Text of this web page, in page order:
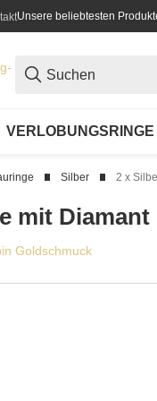
Unsere beliebtesten
VERLOBUNGSRINGE
Silber 2 x
mit Diamant